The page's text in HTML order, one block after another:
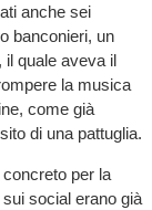
anche sei
banconieri, un
il quale aveva il
la musica
come già
di una pattuglia.
per la
social erano già